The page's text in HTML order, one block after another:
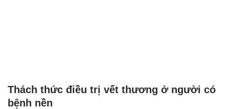
Thách thức điều trị vết thương ở người có
bệnh nền